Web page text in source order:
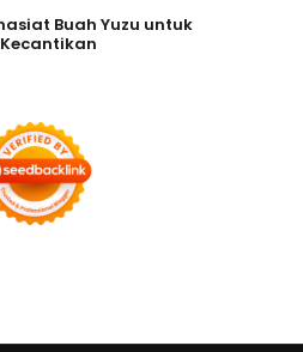
Buah Yuzu untuk